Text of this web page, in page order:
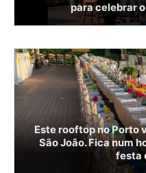
para celebrar
Este rooftop no Porto
São João. Fica num
festa